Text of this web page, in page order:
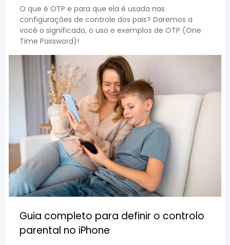
O que é OTP e para que ela é usada nas
configurações de controle dos pais? Daremos a
você o significado, o uso e exemplos de OTP (One
Time Password)!
Guia completo para definir o controlo
parental no iPhone